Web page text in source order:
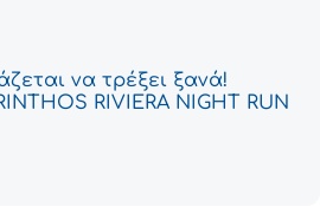
να τρέξει ξανά!
RIVIERA NIGHT RUN